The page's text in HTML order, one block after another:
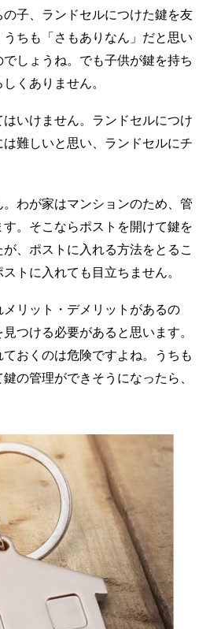
子、ランドセルにつけた鍵を友
ちも「さもありなん」だと思い
しょうね。でも子供が鍵を持ち
くありません。
いけません。ランドセルにつけ
難しいと思い、ランドセルにチ
わが家はマンションのため、管
。そこならポストを開けて鍵を
、ポストに入れる方法をとるこ
トに入れても目立ちません。
リット・デメリットがあるの
つける必要があると思います。
おくのは危険ですよね。うちも
の管理ができそうになったら、